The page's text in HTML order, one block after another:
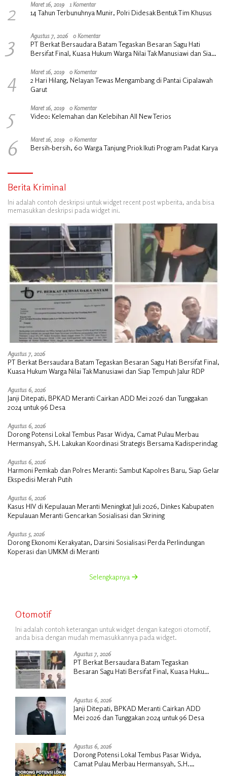
2 Maret 16, 2019 1 Komentar
14 Tahun Terbunuhnya Munir, Polri Didesak Bentuk Tim Khusus
3 Agustus 7, 2026 0 Komentar
PT Berkat Bersaudara Batam Tegaskan Besaran Sagu Hati
Bersifat Final, Kuasa Hukum Warga Nilai Tak Manusiawi dan Siap
4 Maret 16, 2019 0 Komentar
2 Hari Hilang, Nelayan Tewas Mengambang di Pantai Cipalawah
Garut
5 Maret 16, 2019 0 Komentar
Video: Kelemahan dan Kelebihan All New Terios
6 Maret 16, 2019 0 Komentar
Bersih-bersih, 60 Warga Tanjung Priok Ikuti Program Padat Karya
Berita Kriminal
Ini adalah contoh deskripsi untuk widget recent post wpberita, anda bisa
memasukkan deskripsi pada widget ini.
Agustus 7, 2026
PT Berkat Bersaudara Batam Tegaskan Besaran Sagu Hati Bersifat Final,
Kuasa Hukum Warga Nilai Tak Manusiawi dan Siap Tempuh Jalur RDP
Agustus 6, 2026
Janji Ditepati, BPKAD Meranti Cairkan ADD Mei 2026 dan Tunggakan
2024 untuk 96 Desa
Agustus 6, 2026
Dorong Potensi Lokal Tembus Pasar Widya, Camat Pulau Merbau
Hermansyah, S.H. Lakukan Koordinasi Strategis Bersama Kadisperindag
Agustus 6, 2026
Harmoni Pemkab dan Polres Meranti: Sambut Kapolres Baru, Siap Gelar
Ekspedisi Merah Putih
Agustus 6, 2026
Kasus HIV di Kepulauan Meranti Meningkat Juli 2026, Dinkes Kabupaten
Kepulauan Meranti Gencarkan Sosialisasi dan Skrining
Agustus 5, 2026
Dorong Ekonomi Kerakyatan, Darsini Sosialisasi Perda Perlindungan
Koperasi dan UMKM di Meranti
Selengkapnya
Otomotif
Ini adalah contoh keterangan untuk widget dengan kategori otomotif,
anda bisa dengan mudah memasukkannya pada widget.
Agustus 7, 2026
PT Berkat Bersaudara Batam Tegaskan
Besaran Sagu Hati Bersifat Final, Kuasa Hukum
Agustus 6, 2026
Janji Ditepati, BPKAD Meranti Cairkan ADD
Mei 2026 dan Tunggakan 2024 untuk 96 Desa
Agustus 6, 2026
Dorong Potensi Lokal Tembus Pasar Widya,
Camat Pulau Merbau Hermansyah, S.H.